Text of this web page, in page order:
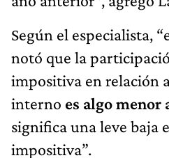
Según el especialista,
notó que la
impositiva en relación
interno es algo menor
significa una leve baja
impositiva”.